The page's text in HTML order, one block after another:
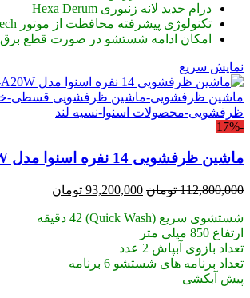
درام جدید لانه زنبوری Hexa Derum
تکنولوژی پیشرفته محافظت از موتور S Guard Tech
امکان ادامه شستشو در صورت قطع برق
نمایش سریع
-17%
ماشین ظرفشویی 14 نفره اسنوا مدل SDW-A20W
112,800,000 تومان قیمت
112,800,000 تومان
بود.
93,200,000 تومان
93,200,000 تومان.
شستشوی سریع (Quick Wash) 42 دقیقه
ارتفاع 850 میلی متر
تعداد بازوی آبپاش 2 عدد
تعداد برنامه های شستشو 6 برنامه
پیش آبکشی